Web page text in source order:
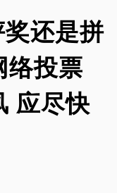
还是拼
络投票
应尽快